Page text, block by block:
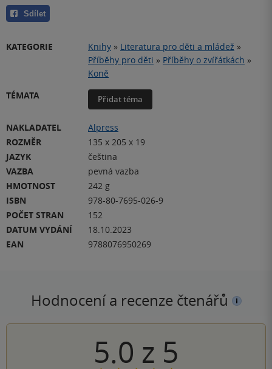
Sdílet
KATEGORIE Knihy » Literatura pro děti a mládež »
Příběhy pro děti » Příběhy o zvířátkách »
Koně
TÉMATA
Přidat téma
NAKLADATEL
Alpress
ROZMĚR
135 x 205 x 19
JAZYK
čeština
VAZBA
pevná vazba
HMOTNOST
242 g
ISBN
978-80-7695-026-9
POČET STRAN
152
DATUM VYDÁNÍ
18.10.2023
EAN
9788076950269
Hodnocení a recenze čtenářů
5.0 z 5